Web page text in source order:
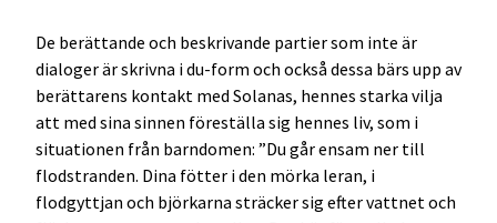
De berättande och beskrivande partier som inte är
dialoger är skrivna i du-form och också dessa bärs upp av
berättarens kontakt med Solanas, hennes starka vilja
att med sina sinnen föreställa sig hennes liv, som i
situationen från barndomen: ”Du går ensam ner till
flodstranden. Dina fötter i den mörka leran, i
flodgyttjan och björkarna sträcker sig efter vattnet och